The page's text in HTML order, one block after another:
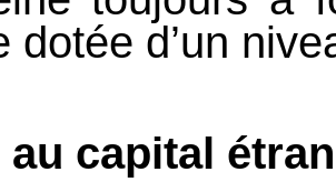
dotée d’un
au capital